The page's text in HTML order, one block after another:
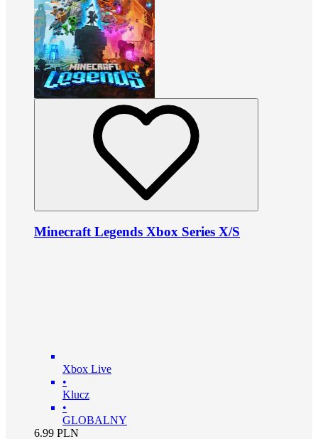
Minecraft Legends Xbox Series X/S
Xbox Live
•
Klucz
•
GLOBALNY
6.99 PLN